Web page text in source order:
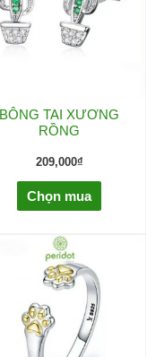
BÔNG TAI XƯƠNG
RỒNG
209,000₫
Chọn mua